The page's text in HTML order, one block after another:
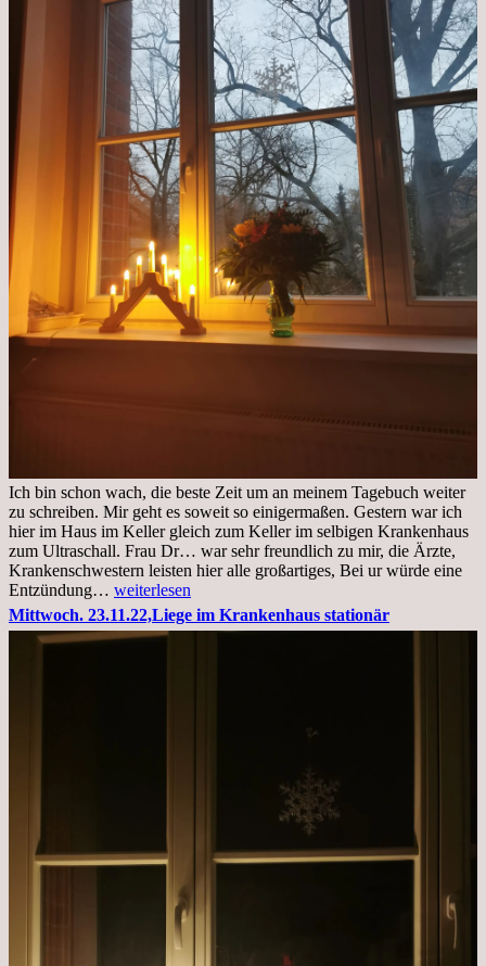
Ich bin schon wach, die beste Zeit um an meinem Tagebuch weiter
zu schreiben. Mir geht es soweit so einigermaßen. Gestern war ich
hier im Haus im Keller gleich zum Keller im selbigen Krankenhaus
zum Ultraschall. Frau Dr… war sehr freundlich zu mir, die Ärzte,
Krankenschwestern leisten hier alle großartiges, Bei ur würde eine
Entzündung… Freitag,
25.11.2022
Kleines
weiterlesen
Mittwoch. 23.11.22,Liege im Krankenhaus stationär